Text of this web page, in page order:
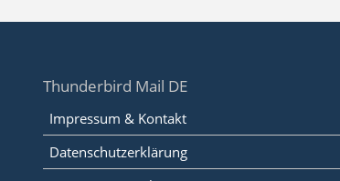
Thunderbird Mail DE
Impressum & Kontakt
Datenschutzerklärung